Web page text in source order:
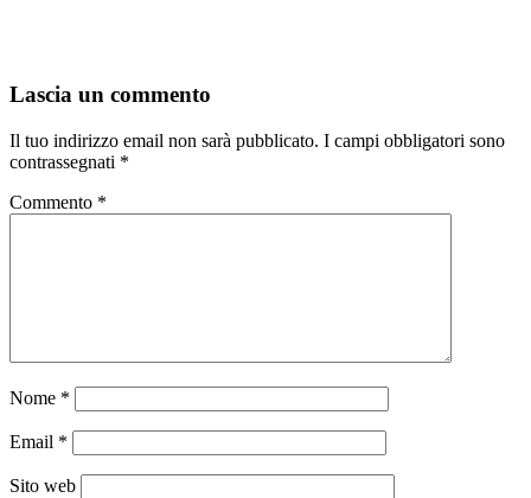
Lascia un commento
Il tuo indirizzo email non sarà pubblicato. I campi obbligatori sono
contrassegnati *
Commento *
Nome *
Email *
Sito web